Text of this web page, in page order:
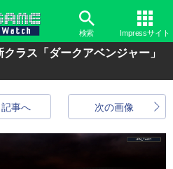
検索 Impressサイト
ラス「ダークアベンジャー」
次の画像
記事へ